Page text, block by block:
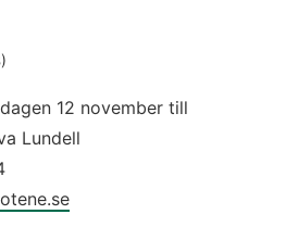
öppnas i nytt fönster.
12 november till
Lundell